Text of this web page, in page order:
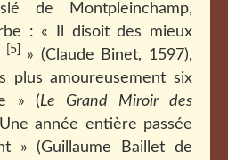
de Montpleinchamp,
: « Il disoit des mieux
[5]
» (Claude Binet, 1597),
plus amoureusement six
» (Le Grand Miroir des
année entière passée
» (Guillaume Baillet de